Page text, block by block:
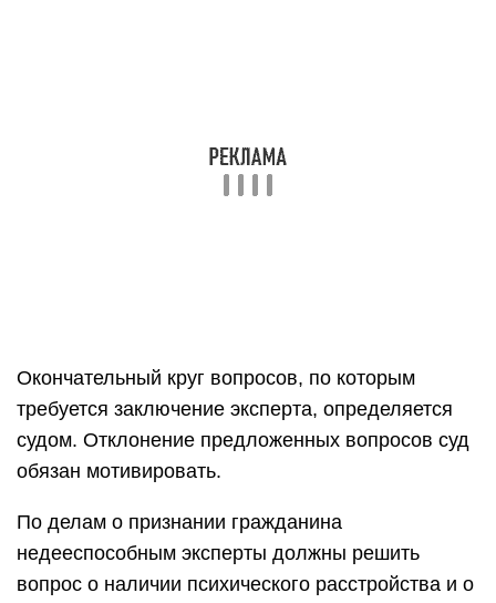
Окончательный круг вопросов, по которым
требуется заключение эксперта, определяется
судом. Отклонение предложенных вопросов суд
обязан мотивировать.
По делам о признании гражданина
недееспособным эксперты должны решить
вопрос о наличии психического расстройства и о